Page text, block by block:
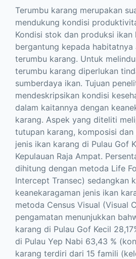
Terumbu karang merupakan
mendukung kondisi
Kondisi stok dan produksi ikan
bergantung kepada habitatnya
terumbu karang. Untuk
terumbu karang diperlukan
sumberdaya ikan. Tujuan
mendeskripsikan kondisi
dalam kaitannya dengan
karang. Aspek yang diteliti
tutupan karang, komposisi dan
jenis ikan karang di Pulau Gof
Kepulauan Raja Ampat.
dihitung dengan metoda Life
Intercept Transec) sedangkan
keanekaragaman jenis ikan
metoda Census Visual (Visual
pengamatan menunjukkan
karang di Pulau Gof Kecil
di Pulau Yep Nabi 63,43 %
karang terdiri dari 15 famili